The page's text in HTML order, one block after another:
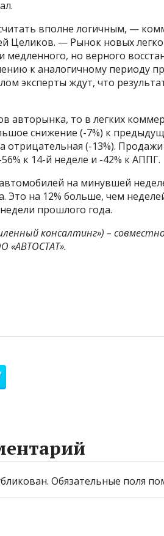
вполне логичным, —
Целиков. — Рынок новых
медленного, но верного
к аналогичному периоду
эксперты ждут, что
авторынка, то в легких
снижение (-7%) к
(-13%). Продажи
к 14-й неделе и -42% к АППГ.
на минувшей
Это на 12% больше, чем
прошлого года.
консалтинг») –
«АВТОСТАТ».
Обязательные поля